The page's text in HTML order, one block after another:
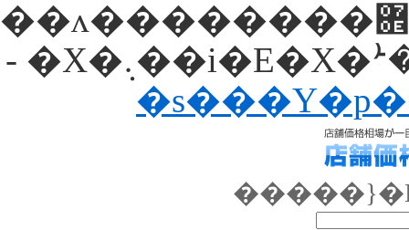
��ʌ��������܎s����h�a�P���ڂ̓X�܉��i����E�ؒP��